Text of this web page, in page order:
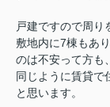
戸建ですので周り
敷地内に7棟もあ
のは不安って方も、
同じように賃貸で
と思います。